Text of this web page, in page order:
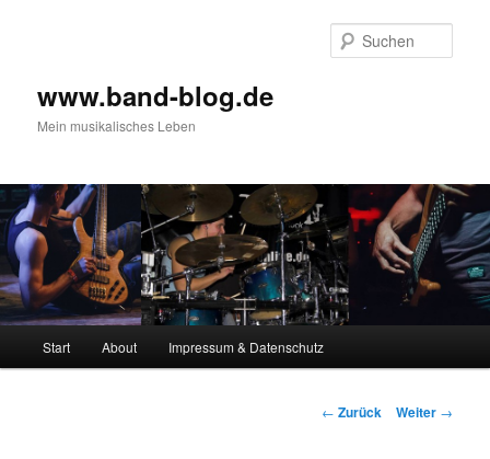
www.band-blog.de
Mein musikalisches Leben
Start About Impressum & Datenschutz
Beitrags-
← Zurück Weiter →